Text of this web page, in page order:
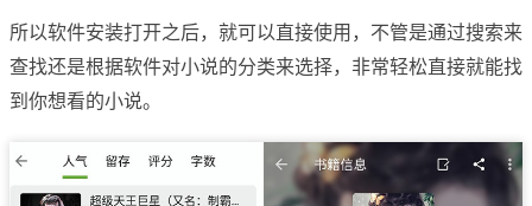
所以软件安装打开之后，就可以直接使用，不管是通过搜索来
查找还是根据软件对小说的分类来选择，非常轻松直接就能找
到你想看的小说。